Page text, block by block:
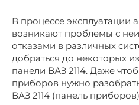
В процессе эксплуатации
возникают проблемы с
отказами в различных
добраться до некоторых
панели ВАЗ 2114. Даже
приборов нужно
ВАЗ 2114 (панель